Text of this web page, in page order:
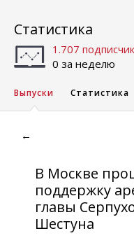
Статистика
1.707
0 за неделю
Выпуски Статистика
←
В Москве
поддержку
главы
Шестуна